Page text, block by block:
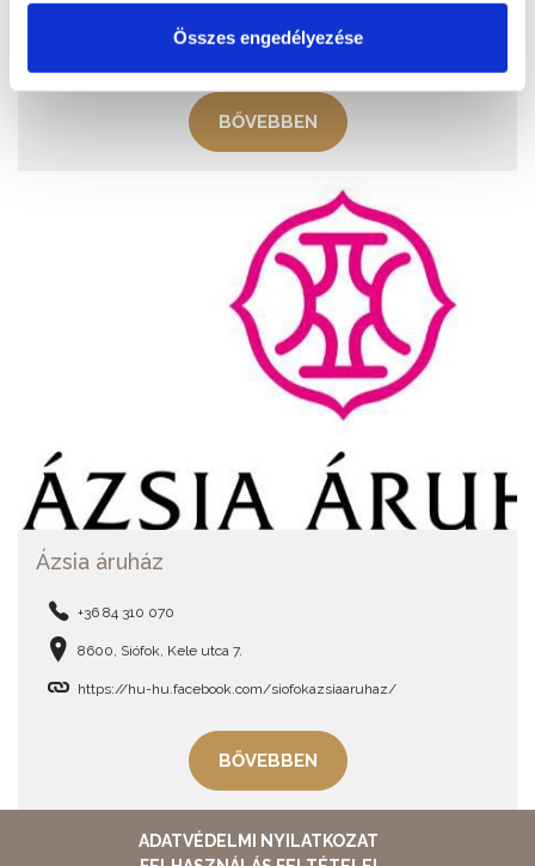
Összes engedélyezése
BŐVEBBEN
Ázsia áruház
+36 84 310 070
8600, Siófok, Kele utca 7.
https://hu-hu.facebook.com/siofokazsiaaruhaz/
BŐVEBBEN
ADATVÉDELMI NYILATKOZAT